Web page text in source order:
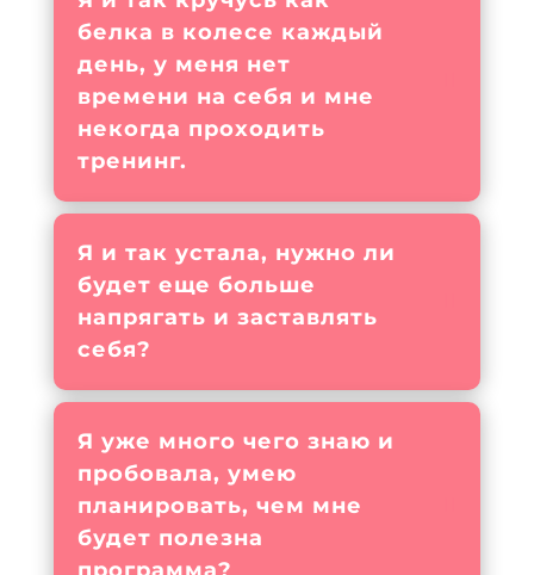
белка в колесе каждый
день, у меня нет
времени на себя и мне
некогда проходить
тренинг.
Я и так устала, нужно ли
будет еще больше
напрягать и заставлять
себя?
Я уже много чего знаю и
пробовала, умею
планировать, чем мне
будет полезна